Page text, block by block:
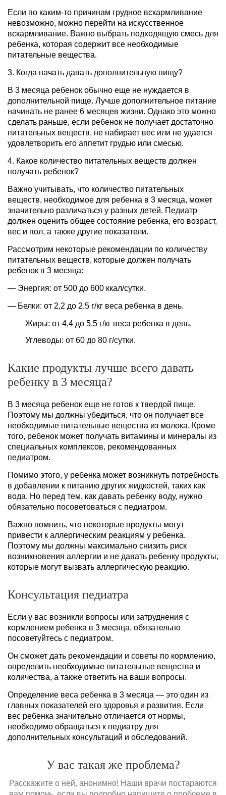
Если по каким-то причинам грудное вскармливание
невозможно, можно перейти на искусственное
вскармливание. Важно выбрать подходящую смесь для
ребенка, которая содержит все необходимые
питательные вещества.
3. Когда начать давать дополнительную пищу?
В 3 месяца ребенок обычно еще не нуждается в
дополнительной пище. Лучше дополнительное питание
начинать не ранее 6 месяцев жизни. Однако это можно
сделать раньше, если ребенок не получает достаточно
питательных веществ, не набирает вес или не удается
удовлетворить его аппетит грудью или смесью.
4. Какое количество питательных веществ должен
получать ребенок?
Важно учитывать, что количество питательных
веществ, необходимое для ребенка в 3 месяца, может
значительно различаться у разных детей. Педиатр
должен оценить общее состояние ребенка, его возраст,
вес и пол, а также другие показатели.
Рассмотрим некоторые рекомендации по количеству
питательных веществ, которые должен получать
ребенок в 3 месяца:
— Энергия: от 500 до 600 ккал/сутки.
— Белки: от 2,2 до 2,5 г/кг веса ребенка в день.
Жиры: от 4,4 до 5,5 г/кг веса ребенка в день.
Углеводы: от 60 до 80 г/сутки.
Какие продукты лучше всего давать
ребенку в 3 месяца?
В 3 месяца ребенок еще не готов к твердой пище.
Поэтому мы должны убедиться, что он получает все
необходимые питательные вещества из молока. Кроме
того, ребенок может получать витамины и минералы из
специальных комплексов, рекомендованных
педиатром.
Помимо этого, у ребенка может возникнуть потребность
в добавлении к питанию других жидкостей, таких как
вода. Но перед тем, как давать ребенку воду, нужно
обязательно посоветоваться с педиатром.
Важно помнить, что некоторые продукты могут
привести к аллергическим реакциям у ребенка.
Поэтому мы должны максимально снизить риск
возникновения аллергии и не давать ребенку продукты,
которые могут вызвать аллергическую реакцию.
Консультация педиатра
Если у вас возникли вопросы или затруднения с
кормлением ребенка в 3 месяца, обязательно
посоветуйтесь с педиатром.
Он сможет дать рекомендации и советы по кормлению,
определить необходимые питательные вещества и
количества, а также ответить на ваши вопросы.
Определение веса ребенка в 3 месяца — это один из
главных показателей его здоровья и развития. Если
вес ребенка значительно отличается от нормы,
необходимо обращаться к педиатру для
дополнительных консультаций и обследований.
У вас такая же проблема?
Расскажите о ней, анонимно! Наши врачи постараются